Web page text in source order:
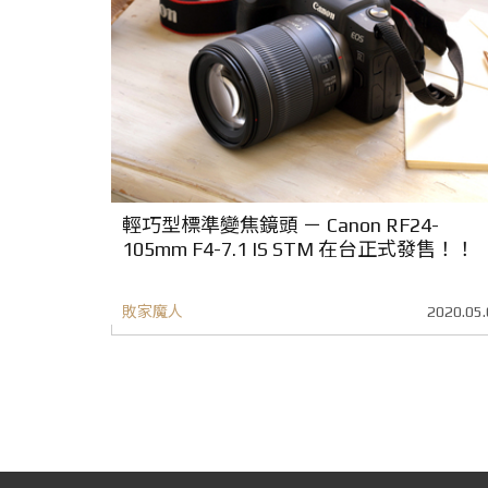
輕巧型標準變焦鏡頭 － Canon RF24-
105mm F4-7.1 IS STM 在台正式發售！！
敗家魔人